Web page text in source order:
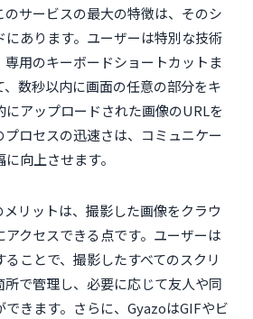
サービスの最大の特徴は、そのシ
にあります。ユーザーは特別な技術
用のキーボードショートカットま
、数秒以内に画面の任意の部分をキ
にアップロードされた画像のURLを
ロセスの迅速さは、コミュニケー
向上させます。
リットは、撮影した画像をクラウ
アクセスできる点です。ユーザーは
ことで、撮影したすべてのスクリ
所で管理し、必要に応じて友人や同
きます。さらに、GyazoはGIFやビ